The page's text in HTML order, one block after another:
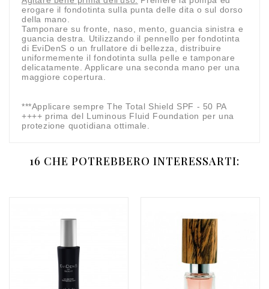
erogare il fondotinta sulla punta delle dita o sul dorso
della mano.
Tamponare su fronte, naso, mento, guancia sinistra e
guancia destra. Utilizzando il pennello per fondotinta
di EviDenS o un frullatore di bellezza, distribuire
uniformemente il fondotinta sulla pelle e tamponare
delicatamente. Applicare una seconda mano per una
maggiore copertura.
***Applicare sempre The Total Shield SPF - 50 PA
++++ prima del Luminous Fluid Foundation per una
protezione quotidiana ottimale.
16 CHE POTREBBERO INTERESSARTI: